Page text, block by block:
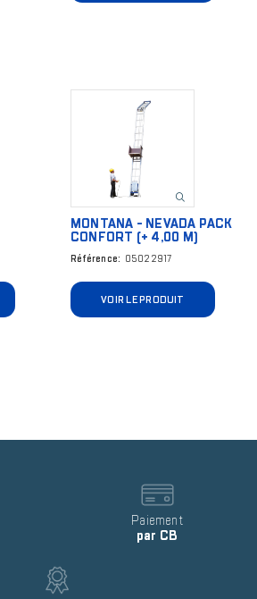
MONTANA - NEVADA PACK
CONFORT (+ 4,00 M)
Référence 05022917
VOIR LE PRODUIT
Paiement
par CB